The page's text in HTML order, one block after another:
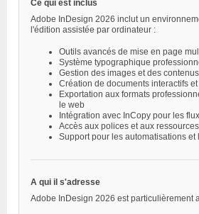
Ce qui est inclus
Adobe InDesign 2026 inclut un
l'édition assistée par ordinateur :
Outils avancés de mise en page
Système typographique
Gestion des images et des
Création de documents interactifs
Exportation aux formats
le web
Intégration avec InCopy pour les
Accès aux polices et aux
Support pour les automatisations et
A qui il s'adresse
Adobe InDesign 2026 est particulièrement